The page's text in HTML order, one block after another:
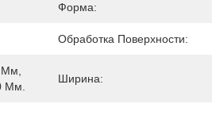
Форма:
Обработка Поверхности:
Мм.
Ширина: